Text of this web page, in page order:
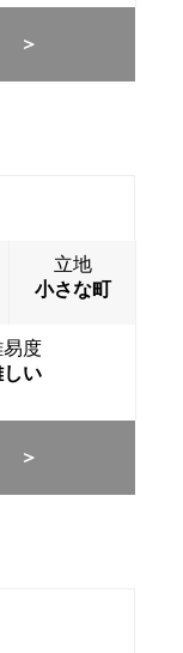
＞
立地
小さな町
易度
しい
＞